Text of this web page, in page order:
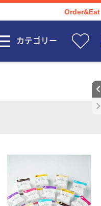
Order&Eat
カテゴリー